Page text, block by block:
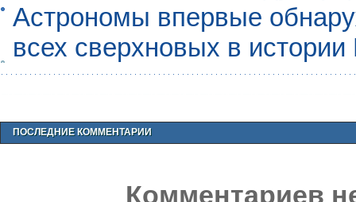
Астрономы впервые
всех сверхновых в
ПОСЛЕДНИЕ КОММЕНТАРИИ
Комментариев